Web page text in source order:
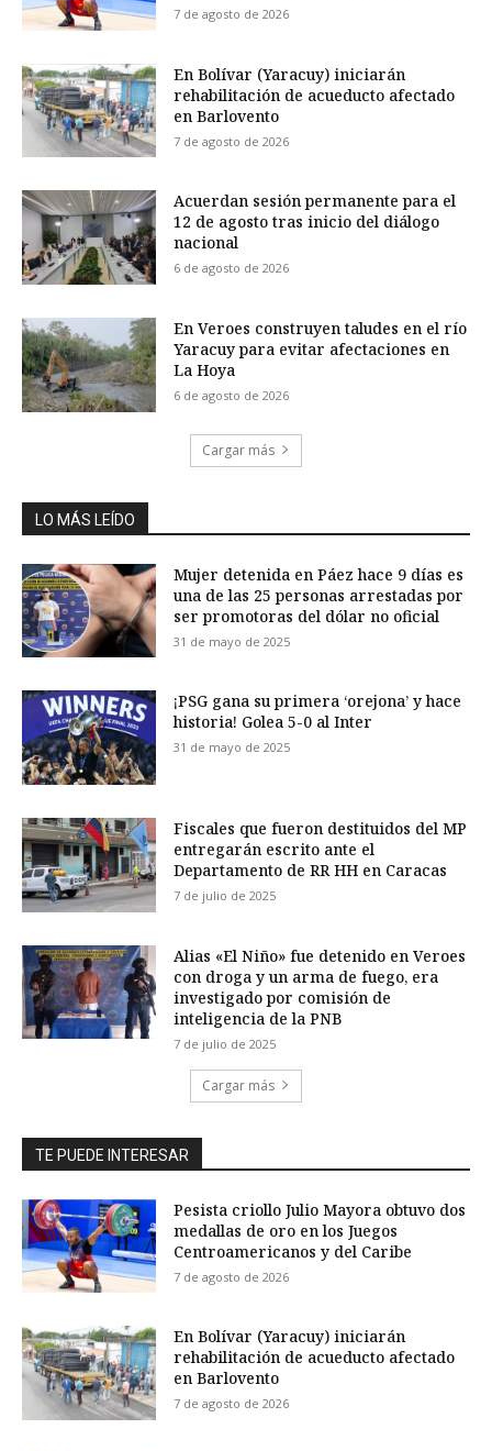
7 de agosto de 2026
En Bolívar (Yaracuy) iniciarán
rehabilitación de acueducto afectado
en Barlovento
7 de agosto de 2026
Acuerdan sesión permanente para el
12 de agosto tras inicio del diálogo
nacional
6 de agosto de 2026
En Veroes construyen taludes en el río
Yaracuy para evitar afectaciones en
La Hoya
6 de agosto de 2026
Cargar más
LO MÁS LEÍDO
Mujer detenida en Páez hace 9 días es
una de las 25 personas arrestadas por
ser promotoras del dólar no oficial
31 de mayo de 2025
¡PSG gana su primera ‘orejona’ y hace
historia! Golea 5-0 al Inter
31 de mayo de 2025
Fiscales que fueron destituidos del MP
entregarán escrito ante el
Departamento de RR HH en Caracas
7 de julio de 2025
Alias «El Niño» fue detenido en Veroes
con droga y un arma de fuego, era
investigado por comisión de
inteligencia de la PNB
7 de julio de 2025
Cargar más
TE PUEDE INTERESAR
Pesista criollo Julio Mayora obtuvo dos
medallas de oro en los Juegos
Centroamericanos y del Caribe
7 de agosto de 2026
En Bolívar (Yaracuy) iniciarán
rehabilitación de acueducto afectado
en Barlovento
7 de agosto de 2026